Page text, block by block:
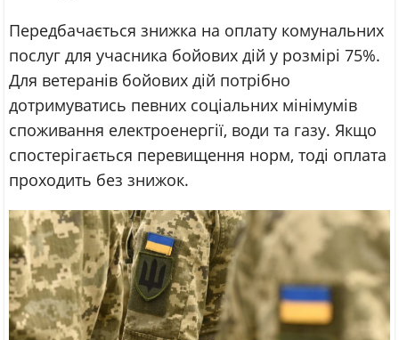
Передбачається знижка на оплату комунальних
послуг для учасника бойових дій у розмірі 75%.
Для ветеранів бойових дій потрібно
дотримуватись певних соціальних мінімумів
споживання електроенергії, води та газу. Якщо
спостерігається перевищення норм, тоді оплата
проходить без знижок.